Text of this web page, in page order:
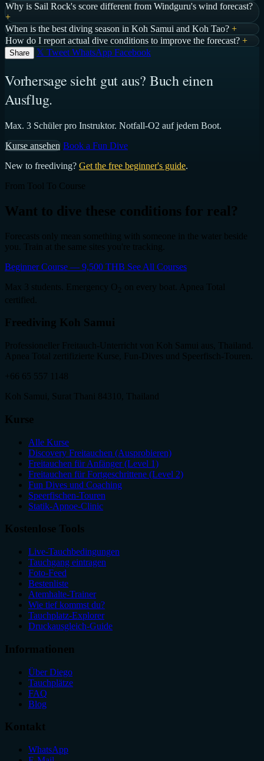
Why is Sail Rock's score different from Windguru's wind forecast?
+
When is the best diving season in Koh Samui and Koh Tao? +
How do I report actual dive conditions to improve the forecast? +
Share 𝕏 Tweet WhatsApp Facebook
Vorhersage sieht gut aus? Buch einen
Ausflug.
Max. 3 Schüler pro Instruktor. Notfall-O2 auf jedem Boot.
Kurse ansehen Book a Fun Dive
New to freediving? Get the free beginner's guide.
From Tool To Course
Want to dive these conditions for real?
Forecasts only mean something with someone in the water beside
you. Train at the same sites you're tracking.
Beginner Course — 9,500 THB See All Courses
Max 3 students. Emergency O
on every boat. Apnea Total
certified.
Freediving Koh Samui
Professioneller Freitauch-Unterricht von Koh Samui aus, Thailand.
Apnea Total zertifizierte Kurse, Fun-Dives und Speerfisch-Touren.
+66 65 557 1148
Koh Samui, Surat Thani 84310, Thailand
Kurse
Alle Kurse
Discovery Freitauchen (Ausprobieren)
Freitauchen für Anfänger (Level 1)
Freitauchen für Fortgeschrittene (Level 2)
Fun Dives und Coaching
Speerfischen-Touren
Statik-Apnoe-Clinic
Kostenlose Tools
Live-Tauchbedingungen
Tauchgang eintragen
Foto-Feed
Bestenliste
Atemhalte-Trainer
Wie tief kommst du?
Tauchplatz-Explorer
Druckausgleich-Guide
Informationen
Über Diego
Tauchplätze
FAQ
Blog
Kontakt
WhatsApp